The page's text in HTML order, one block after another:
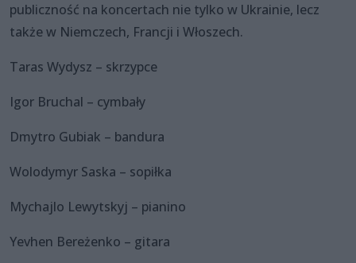
publiczność na koncertach nie tylko w Ukrainie, lecz
także w Niemczech, Francji i Włoszech.
Taras Wydysz – skrzypce
Igor Bruchal – cymbały
Dmytro Gubiak – bandura
Wolodymyr Saska – sopiłka
Mychajlo Lewytskyj – pianino
Yevhen Bereżenko – gitara